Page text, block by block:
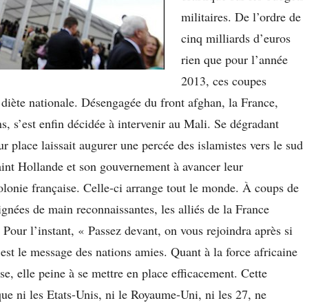
militaires. De l’ordre de
cinq milliards d’euros
rien que pour l’année
2013, ces coupes
nationale. Désengagée du front afghan, la France,
s’est enfin décidée à intervenir au Mali. Se dégradant
place laissait augurer une percée des islamistes vers le sud
Hollande et son gouvernement à avancer leur
française. Celle-ci arrange tout le monde. À coups de
de main reconnaissantes, les alliés de la France
l’instant, « Passez devant, on vous rejoindra après si
le message des nations amies. Quant à la force africaine
elle peine à se mettre en place efficacement. Cette
ni les Etats-Unis, ni le Royaume-Uni, ni les 27, ne